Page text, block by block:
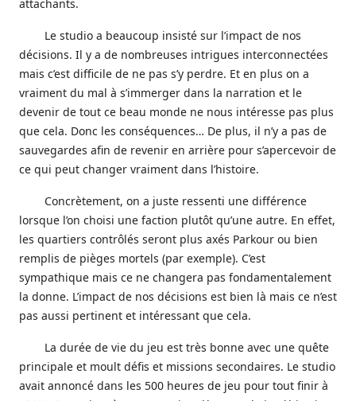
attachants.
Le studio a beaucoup insisté sur l’impact de nos
décisions. Il y a de nombreuses intrigues interconnectées
mais c’est difficile de ne pas s’y perdre. Et en plus on a
vraiment du mal à s’immerger dans la narration et le
devenir de tout ce beau monde ne nous intéresse pas plus
que cela. Donc les conséquences… De plus, il n’y a pas de
sauvegardes afin de revenir en arrière pour s’apercevoir de
ce qui peut changer vraiment dans l’histoire.
Concrètement, on a juste ressenti une différence
lorsque l’on choisi une faction plutôt qu’une autre. En effet,
les quartiers contrôlés seront plus axés Parkour ou bien
remplis de pièges mortels (par exemple). C’est
sympathique mais ce ne changera pas fondamentalement
la donne. L’impact de nos décisions est bien là mais ce n’est
pas aussi pertinent et intéressant que cela.
La durée de vie du jeu est très bonne avec une quête
principale et moult défis et missions secondaires. Le studio
avait annoncé dans les 500 heures de jeu pour tout finir à